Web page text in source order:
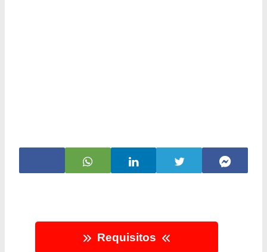
Requisitos